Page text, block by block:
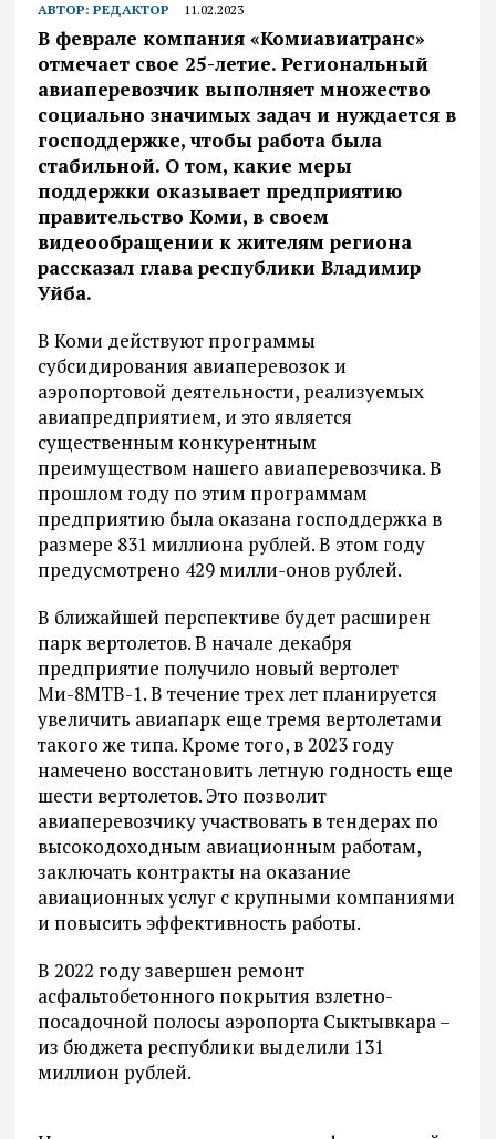
АВТОР: РЕДАКТОР 11.02.2023
В феврале компания «Комиавиатранс»
отмечает свое 25-летие. Региональный
авиаперевозчик выполняет множество
социально значимых задач и нуждается в
господдержке, чтобы работа была
стабильной. О том, какие меры
поддержки оказывает предприятию
правительство Коми, в своем
видеообращении к жителям региона
рассказал глава республики Владимир
Уйба.
В Коми действуют программы
субсидирования авиаперевозок и
аэропортовой деятельности, реализуемых
авиапредприятием, и это является
существенным конкурентным
преимуществом нашего авиаперевозчика. В
прошлом году по этим программам
предприятию была оказана господдержка в
размере 831 миллиона рублей. В этом году
предусмотрено 429 милли-онов рублей.
В ближайшей перспективе будет расширен
парк вертолетов. В начале декабря
предприятие получило новый вертолет
Ми-8МТВ-1. В течение трех лет планируется
увеличить авиапарк еще тремя вертолетами
такого же типа. Кроме того, в 2023 году
намечено восстановить летную годность еще
шести вертолетов. Это позволит
авиаперевозчику участвовать в тендерах по
высокодоходным авиационным работам,
заключать контракты на оказание
авиационных услуг с крупными компаниями
и повысить эффективность работы.
В 2022 году завершен ремонт
асфальтобетонного покрытия взлетно-
посадочной полосы аэропорта Сыктывкара –
из бюджета республики выделили 131
миллион рублей.